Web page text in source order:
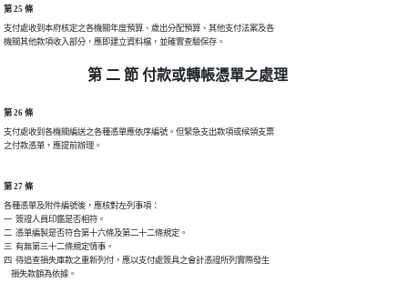
第 25 條
支付處收到本府核定之各機關年度預算、歲出分配預算、其他支付法案及各
機關其他款項收入部分，應即建立資料檔，並確實查驗保存。
第 二 節 付款或轉帳憑單之處理
第 26 條
支付處收到各機關編送之各種憑單應依序編號。但緊急支出款項或候領支票
之付款憑單，應提前辦理。
第 27 條
各種憑單及附件編號後，應核對左列事項：
一  簽證人員印鑑是否相符。
二  憑單編製是否符合第十六條及第二十二條規定。
三  有無第三十二條規定情事。
四  待追查損失庫款之重新列付，應以支付處簽具之會計憑證所列實際發生
    損失款額為依據。